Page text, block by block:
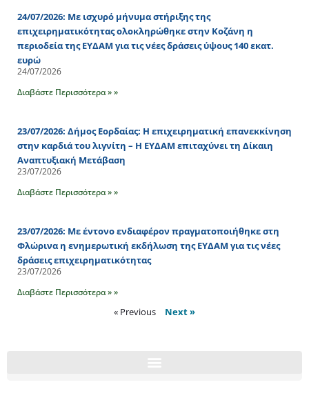
24/07/2026: Με ισχυρό μήνυμα στήριξης της
επιχειρηματικότητας ολοκληρώθηκε στην Κοζάνη η
περιοδεία της ΕΥΔΑΜ για τις νέες δράσεις ύψους 140 εκατ.
ευρώ
24/07/2026
Διαβάστε Περισσότερα » »
23/07/2026: Δήμος Εορδαίας: Η επιχειρηματική επανεκκίνηση
στην καρδιά του λιγνίτη – Η ΕΥΔΑΜ επιταχύνει τη Δίκαιη
Αναπτυξιακή Μετάβαση
23/07/2026
Διαβάστε Περισσότερα » »
23/07/2026: Με έντονο ενδιαφέρον πραγματοποιήθηκε στη
Φλώρινα η ενημερωτική εκδήλωση της ΕΥΔΑΜ για τις νέες
δράσεις επιχειρηματικότητας
23/07/2026
Διαβάστε Περισσότερα » »
« Previous Next »